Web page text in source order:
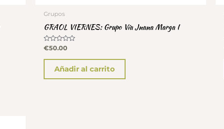
Grupos
GRAOL VIERNES: Grupo Vía Jnana Marga I
Valorado
0
€50.00
Añadir al carrito